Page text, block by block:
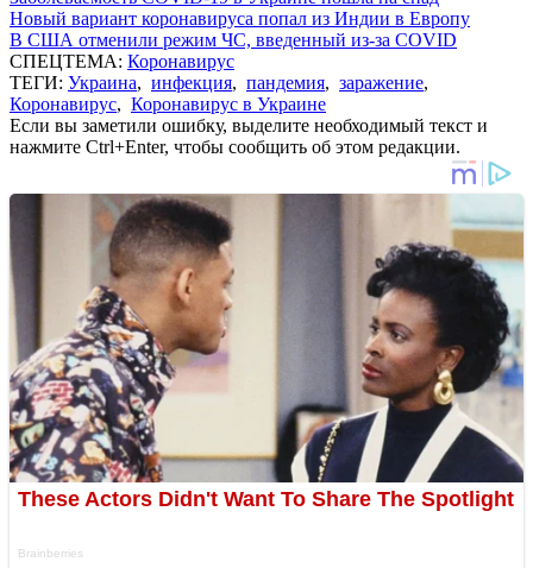
Новый вариант коронавируса попал из Индии в Европу
В США отменили режим ЧС, введенный из-за COVID
СПЕЦТЕМА: Коронавирус
ТЕГИ: Украина, инфекция, пандемия, заражение,
Коронавирус, Коронавирус в Украине
Если вы заметили ошибку, выделите необходимый текст и
нажмите Ctrl+Enter, чтобы сообщить об этом редакции.